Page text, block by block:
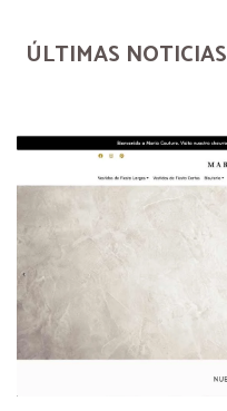
ÚLTIMAS NOTICIAS